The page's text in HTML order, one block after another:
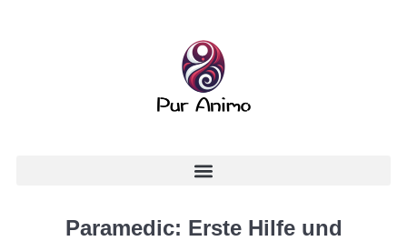
Paramedic: Erste Hilfe und